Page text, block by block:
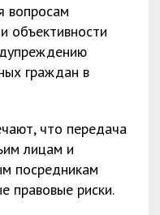
вопросам
объективности
граждан в
что передача
лицам и
посредникам
правовые риски.